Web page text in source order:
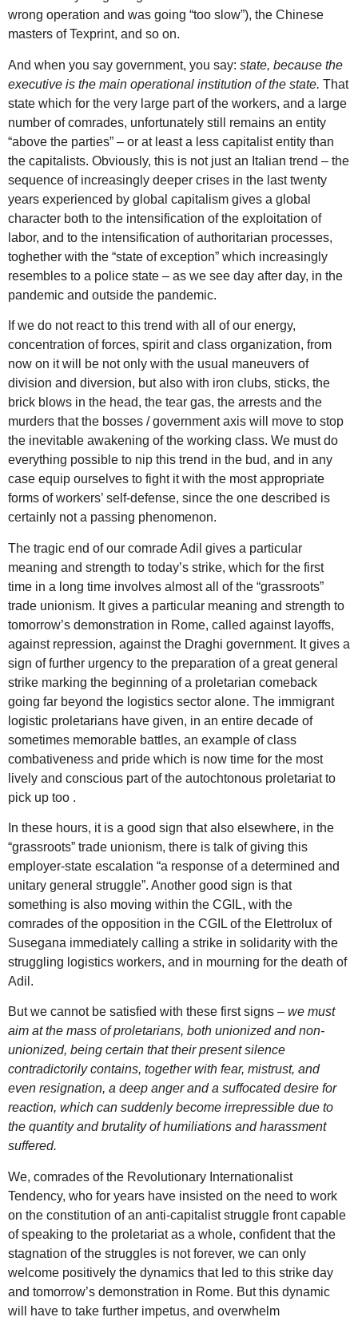
wrong operation and was going “too slow”), the Chinese
masters of Texprint, and so on.
And when you say government, you say: state, because the
executive is the main operational institution of the state. That
state which for the very large part of the workers, and a large
number of comrades, unfortunately still remains an entity
“above the parties” – or at least a less capitalist entity than
the capitalists. Obviously, this is not just an Italian trend – the
sequence of increasingly deeper crises in the last twenty
years experienced by global capitalism gives a global
character both to the intensification of the exploitation of
labor, and to the intensification of authoritarian processes,
toghether with the “state of exception” which increasingly
resembles to a police state – as we see day after day, in the
pandemic and outside the pandemic.
If we do not react to this trend with all of our energy,
concentration of forces, spirit and class organization, from
now on it will be not only with the usual maneuvers of
division and diversion, but also with iron clubs, sticks, the
brick blows in the head, the tear gas, the arrests and the
murders that the bosses / government axis will move to stop
the inevitable awakening of the working class. We must do
everything possible to nip this trend in the bud, and in any
case equip ourselves to fight it with the most appropriate
forms of workers’ self-defense, since the one described is
certainly not a passing phenomenon.
The tragic end of our comrade Adil gives a particular
meaning and strength to today’s strike, which for the first
time in a long time involves almost all of the “grassroots”
trade unionism. It gives a particular meaning and strength to
tomorrow’s demonstration in Rome, called against layoffs,
against repression, against the Draghi government. It gives a
sign of further urgency to the preparation of a great general
strike marking the beginning of a proletarian comeback
going far beyond the logistics sector alone. The immigrant
logistic proletarians have given, in an entire decade of
sometimes memorable battles, an example of class
combativeness and pride which is now time for the most
lively and conscious part of the autochtonous proletariat to
pick up too .
In these hours, it is a good sign that also elsewhere, in the
“grassroots” trade unionism, there is talk of giving this
employer-state escalation “a response of a determined and
unitary general struggle”. Another good sign is that
something is also moving within the CGIL, with the
comrades of the opposition in the CGIL of the Elettrolux of
Susegana immediately calling a strike in solidarity with the
struggling logistics workers, and in mourning for the death of
Adil.
But we cannot be satisfied with these first signs – we must
aim at the mass of proletarians, both unionized and non-
unionized, being certain that their present silence
contradictorily contains, together with fear, mistrust, and
even resignation, a deep anger and a suffocated desire for
reaction, which can suddenly become irrepressible due to
the quantity and brutality of humiliations and harassment
suffered.
We, comrades of the Revolutionary Internationalist
Tendency, who for years have insisted on the need to work
on the constitution of an anti-capitalist struggle front capable
of speaking to the proletariat as a whole, confident that the
stagnation of the struggles is not forever, we can only
welcome positively the dynamics that led to this strike day
and tomorrow’s demonstration in Rome. But this dynamic
will have to take further impetus, and overwhelm